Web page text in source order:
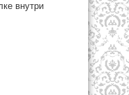
внутри